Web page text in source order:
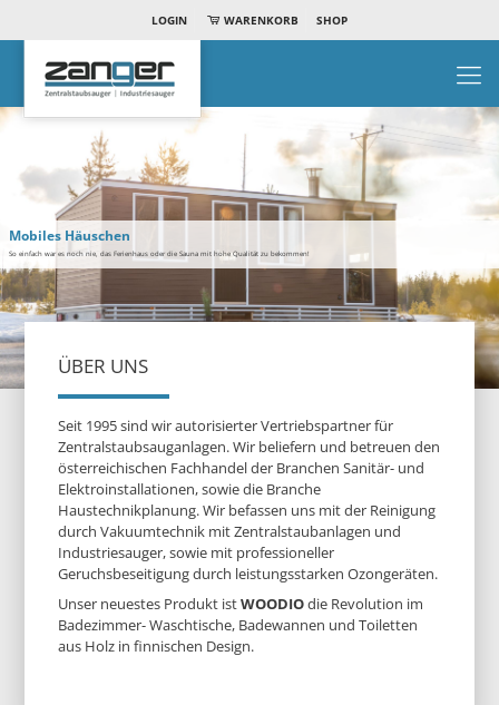
LOGIN WARENKORB SHOP
Mobiles Häuschen
So einfach war es noch nie, das Ferienhaus oder die Sauna mit hohe Qualität zu bekommen!
ÜBER UNS
Seit 1995 sind wir autorisierter Vertriebspartner für
Zentralstaubsauganlagen. Wir beliefern und betreuen den
österreichischen Fachhandel der Branchen Sanitär- und
Elektroinstallationen, sowie die Branche
Haustechnikplanung. Wir befassen uns mit der Reinigung
durch Vakuumtechnik mit Zentralstaubanlagen und
Industriesauger, sowie mit professioneller
Geruchsbeseitigung durch leistungsstarken Ozongeräten.
Unser neuestes Produkt istWOODIOdie Revolution im
Badezimmer- Waschtische, Badewannen und Toiletten
aus Holz in finnischen Design.